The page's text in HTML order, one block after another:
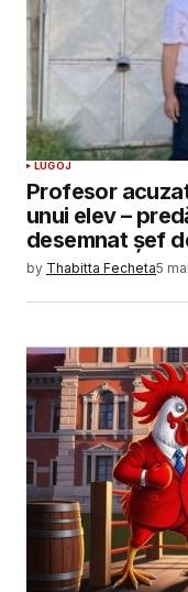
LUGOJ
Profesor
unui elev –
desemnat șef
by Thabitta Fecheta5